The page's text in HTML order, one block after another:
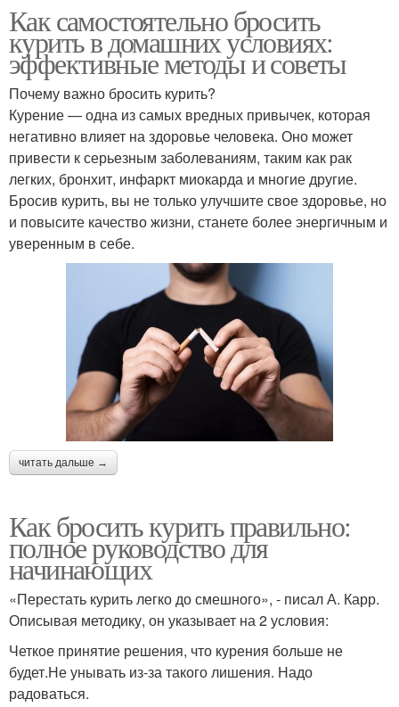
Как самостоятельно бросить
курить в домашних условиях:
эффективные методы и советы
Почему важно бросить курить?
Курение — одна из самых вредных привычек, которая
негативно влияет на здоровье человека. Оно может
привести к серьезным заболеваниям, таким как рак
легких, бронхит, инфаркт миокарда и многие другие.
Бросив курить, вы не только улучшите свое здоровье, но
и повысите качество жизни, станете более энергичным и
уверенным в себе.
читать дальше →
Как бросить курить правильно:
полное руководство для
начинающих
«Перестать курить легко до смешного», - писал А. Карр.
Описывая методику, он указывает на 2 условия:
Четкое принятие решения, что курения больше не
будет.Не унывать из-за такого лишения. Надо
радоваться.